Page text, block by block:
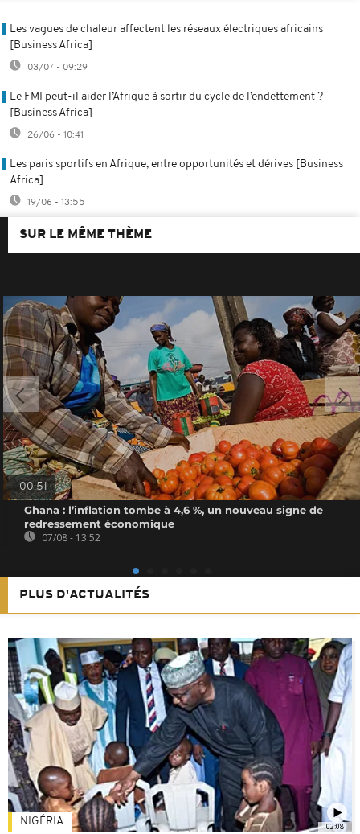
Les vagues de chaleur affectent les réseaux électriques africains
[Business Africa]
03/07 - 09:29
Le FMI peut-il aider l’Afrique à sortir du cycle de l’endettement ?
[Business Africa]
26/06 - 10:41
Les paris sportifs en Afrique, entre opportunités et dérives [Business
Africa]
19/06 - 13:55
SUR LE MÊME THÈME
00:51
Ghana : l’inflation tombe à 4,6 %, un nouveau signe de
redressement économique
07/08 - 13:52
PLUS D'ACTUALITÉS
02:08
NIGÉRIA